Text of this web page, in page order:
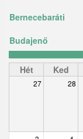
Bernecebaráti
Budajenő
Ceglédbercel
Csemő
Csobánka
Hét Ked
27 28